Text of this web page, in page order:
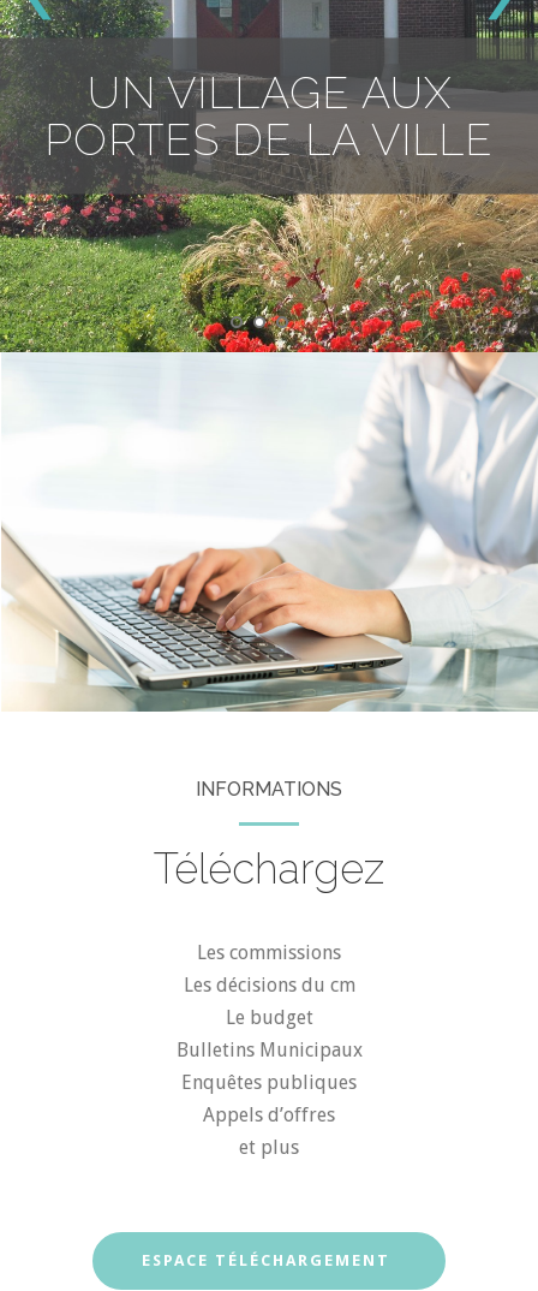
UN VILLAGE AUX
PORTES DE LA VILLE
INFORMATIONS
Téléchargez
Les commissions
Les décisions du cm
Le budget
Bulletins Municipaux
Enquêtes publiques
Appels d’offres
et plus
ESPACE TÉLÉCHARGEMENT